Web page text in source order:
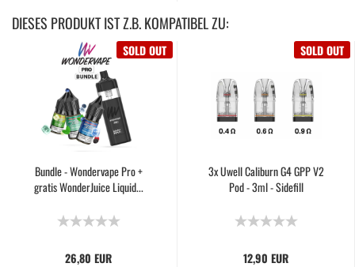
DIESES PRODUKT IST Z.B. KOMPATIBEL ZU:
SOLD OUT
Bundle - Wondervape Pro +
gratis WonderJuice Liquid...
26,80 EUR
SOLD OUT
3x Uwell Caliburn G4 GPP V2
Pod - 3ml - Sidefill
12,90 EUR